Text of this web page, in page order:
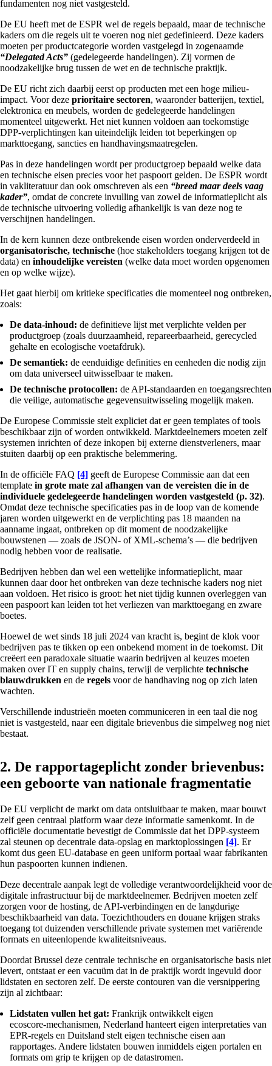
fundamenten nog niet vastgesteld.
De EU heeft met de ESPR wel de regels bepaald, maar de technische
kaders om die regels uit te voeren nog niet gedefinieerd. Deze kaders
moeten per productcategorie worden vastgelegd in zogenaamde
“Delegated Acts” (gedelegeerde handelingen). Zij vormen de
noodzakelijke brug tussen de wet en de technische praktijk.
De EU richt zich daarbij eerst op producten met een hoge milieu-
impact. Voor deze prioritaire sectoren, waaronder batterijen, textiel,
elektronica en meubels, worden de gedelegeerde handelingen
momenteel uitgewerkt. Het niet kunnen voldoen aan toekomstige
DPP-verplichtingen kan uiteindelijk leiden tot beperkingen op
markttoegang, sancties en handhavingsmaatregelen.
Pas in deze handelingen wordt per productgroep bepaald welke data
en technische eisen precies voor het paspoort gelden. De ESPR wordt
in vakliteratuur dan ook omschreven als een “breed maar deels vaag
kader”, omdat de concrete invulling van zowel de informatieplicht als
de technische uitvoering volledig afhankelijk is van deze nog te
verschijnen handelingen.
In de kern kunnen deze ontbrekende eisen worden onderverdeeld in
organisatorische, technische (hoe stakeholders toegang krijgen tot de
data) en inhoudelijke vereisten (welke data moet worden opgenomen
en op welke wijze).
Het gaat hierbij om kritieke specificaties die momenteel nog ontbreken,
zoals:
De data-inhoud: de definitieve lijst met verplichte velden per
productgroep (zoals duurzaamheid, repareerbaarheid, gerecycled
gehalte en ecologische voetafdruk).
De semantiek: de eenduidige definities en eenheden die nodig zijn
om data universeel uitwisselbaar te maken.
De technische protocollen: de API‑standaarden en toegangsrechten
die veilige, automatische gegevensuitwisseling mogelijk maken.
De Europese Commissie stelt expliciet dat er geen templates of tools
beschikbaar zijn of worden ontwikkeld. Marktdeelnemers moeten zelf
systemen inrichten of deze inkopen bij externe dienstverleners, maar
stuiten daarbij op een praktische belemmering.
In de officiële FAQ [4] geeft de Europese Commissie aan dat een
template in grote mate zal afhangen van de vereisten die in de
individuele gedelegeerde handelingen worden vastgesteld (p. 32).
Omdat deze technische specificaties pas in de loop van de komende
jaren worden uitgewerkt en de verplichting pas 18 maanden na
aanname ingaat, ontbreken op dit moment de noodzakelijke
bouwstenen — zoals de JSON- of XML-schema’s — die bedrijven
nodig hebben voor de realisatie.
Bedrijven hebben dan wel een wettelijke informatieplicht, maar
kunnen daar door het ontbreken van deze technische kaders nog niet
aan voldoen. Het risico is groot: het niet tijdig kunnen overleggen van
een paspoort kan leiden tot het verliezen van markttoegang en zware
boetes.
Hoewel de wet sinds 18 juli 2024 van kracht is, begint de klok voor
bedrijven pas te tikken op een onbekend moment in de toekomst. Dit
creëert een paradoxale situatie waarin bedrijven al keuzes moeten
maken over IT en supply chains, terwijl de verplichte technische
blauwdrukken en de regels voor de handhaving nog op zich laten
wachten.
Verschillende industrieën moeten communiceren in een taal die nog
niet is vastgesteld, naar een digitale brievenbus die simpelweg nog niet
bestaat.
2. De rapportageplicht zonder brievenbus:
een geboorte van nationale fragmentatie
De EU verplicht de markt om data ontsluitbaar te maken, maar bouwt
zelf geen centraal platform waar deze informatie samenkomt. In de
officiële documentatie bevestigt de Commissie dat het DPP-systeem
zal steunen op decentrale data-opslag en marktoplossingen [4]. Er
komt dus geen EU‑database en geen uniform portaal waar fabrikanten
hun paspoorten kunnen indienen.
Deze decentrale aanpak legt de volledige verantwoordelijkheid voor de
digitale infrastructuur bij de marktdeelnemer. Bedrijven moeten zelf
zorgen voor de hosting, de API-verbindingen en de langdurige
beschikbaarheid van data. Toezichthouders en douane krijgen straks
toegang tot duizenden verschillende private systemen met variërende
formats en uiteenlopende kwaliteitsniveaus.
Doordat Brussel deze centrale technische en organisatorische basis niet
levert, ontstaat er een vacuüm dat in de praktijk wordt ingevuld door
lidstaten en sectoren zelf. De eerste contouren van die versnippering
zijn al zichtbaar:
Lidstaten vullen het gat: Frankrijk ontwikkelt eigen
ecoscore‑mechanismen, Nederland hanteert eigen interpretaties van
EPR‑regels en Duitsland stelt eigen technische eisen aan
rapportages. Andere lidstaten bouwen inmiddels eigen portalen en
formats om grip te krijgen op de datastromen.